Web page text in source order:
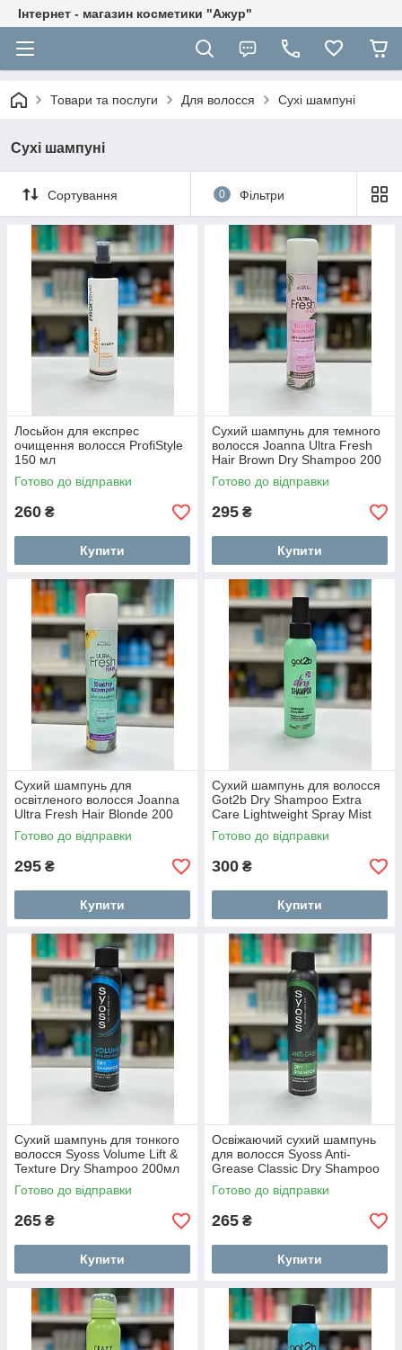
Інтернет - магазин косметики "Ажур"
Товари та послуги Для волосся Сухі шампуні
Сухі шампуні
Сортування 0 Фільтри
Лосьйон для експрес
очищення волосся ProfiStyle
150 мл
Готово до відправки
260 ₴
Купити
Сухий шампунь для темного
волосся Joanna Ultra Fresh
Hair Brown Dry Shampoo 200
мл
Готово до відправки
295 ₴
Купити
Сухий шампунь для
освітленого волосся Joanna
Ultra Fresh Hair Blonde 200
мл
Готово до відправки
295 ₴
Купити
Сухий шампунь для волосся
Got2b Dry Shampoo Extra
Care Lightweight Spray Mist
150мл
Готово до відправки
300 ₴
Купити
Сухий шампунь для тонкого
волосся Syoss Volume Lift &
Texture Dry Shampoo 200мл
Готово до відправки
265 ₴
Купити
Освіжаючий сухий шампунь
для волосся Syoss Anti-
Grease Classic Dry Shampoo
200мл
Готово до відправки
265 ₴
Купити